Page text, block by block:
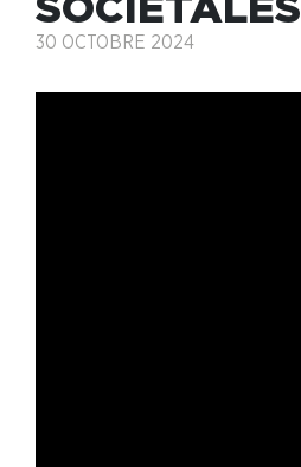
30 OCTOBRE 2024